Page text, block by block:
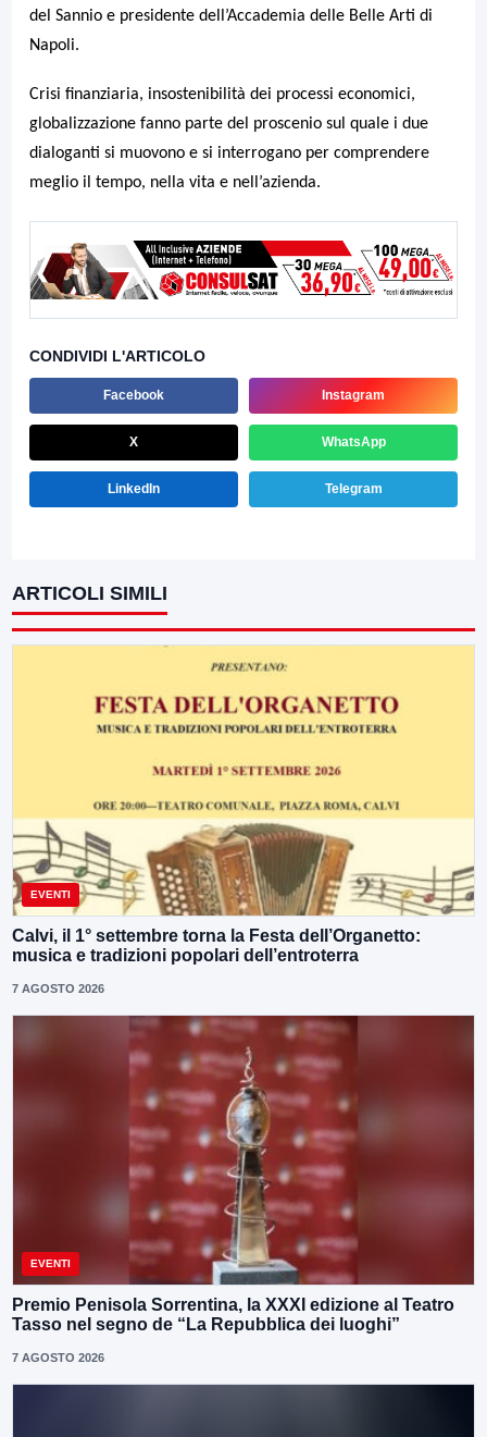
del Sannio e presidente dell’Accademia delle Belle Arti di
Napoli.
Crisi finanziaria, insostenibilità dei processi economici,
globalizzazione fanno parte del proscenio sul quale i due
dialoganti si muovono e si interrogano per comprendere
meglio il tempo, nella vita e nell’azienda.
CONDIVIDI L'ARTICOLO
Facebook Instagram
X WhatsApp
LinkedIn Telegram
ARTICOLI SIMILI
EVENTI
Calvi, il 1° settembre torna la Festa dell’Organetto:
musica e tradizioni popolari dell’entroterra
7 AGOSTO 2026
EVENTI
Premio Penisola Sorrentina, la XXXI edizione al Teatro
Tasso nel segno de “La Repubblica dei luoghi”
7 AGOSTO 2026